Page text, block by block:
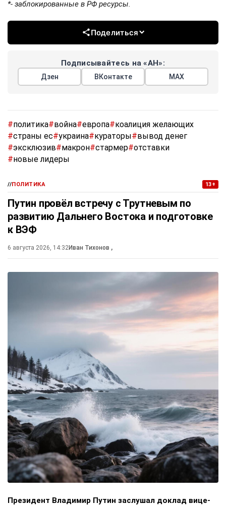
*- заблокированные в РФ ресурсы.
Поделиться
Подписывайтесь на «АН»:
Дзен ВКонтакте МАХ
#политика#война#европа#коалиция желающих
#страны ес#украина#кураторы#вывод денег
#эксклюзив#макрон#стармер#отставки
#новые лидеры
//ПОЛИТИКА 13+
Путин провёл встречу с Трутневым по
развитию Дальнего Востока и подготовке
к ВЭФ
6 августа 2026, 14:32Иван Тихонов ,
Президент Владимир Путин заслушал доклад вице-